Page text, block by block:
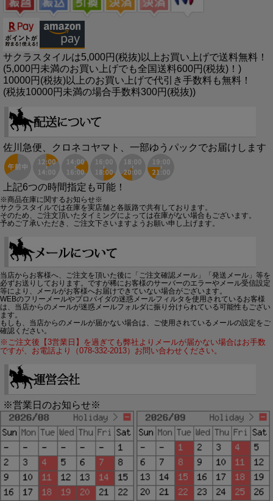
サクラスタイルは5,000円(税抜)以上お買い上げで送料無料！
(5,000円未満のお買い上げでも全国送料600円(税抜)！)
10000円(税抜)以上のお買い上げで代引き手数料も無料！
(税抜10000円未満の場合手数料300円(税抜))
佐川急便、クロネコヤマト、一部ゆうパックでお届けします
上記6つの時間指定も可能！
※商品在庫に関するお知らせ※
サクラスタイルでは在庫を実店舗と各販路で共有しております。
そのため、ご注文頂いたタイミングによっては在庫がない場合もございます。
予めご了承いただき、ご注文下さいますようお願い申し上げます。
当店からお客様へ、ご注文を頂いた後に「ご注文確認メール」「発送メール」等を
必ずお送りしております。ですが稀にお客様のサーバーのエラーやメール受信設定
等により、メールがお客様へお届けできていない場合がございます。
WEBのフリーメールやプロバイダの迷惑メールフィルタを使用されているお客様
は、当店からのメールが迷惑メールフォルダに振り分けられている可能性もござい
ます。
もしも、当店からのメールが届かない場合は、ご使用されているメールの設定をご
確認ください。
※ご注文後【3営業日】を過ぎても弊社よりメールが届かない場合はお手数
ですが、お電話より（078-332-2013）お問い合わせください。
※営業日のお知らせ※